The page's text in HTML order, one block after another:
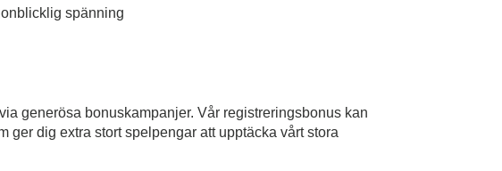
spänning
generösa bonuskampanjer. Vår registreringsbonus kan
dig extra stort spelpengar att upptäcka vårt stora